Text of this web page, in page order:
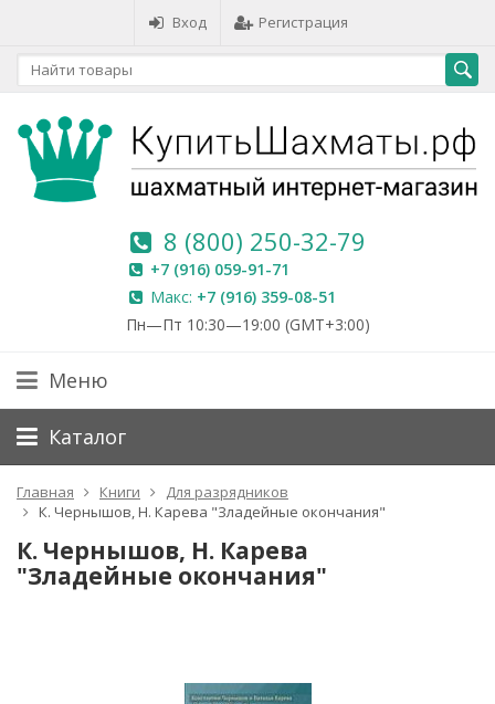
Вход Регистрация
8 (800) 250-32-79
+7 (916) 059-91-71
Макс: +7 (916) 359-08-51
Пн—Пт 10:30—19:00 (GMT+3:00)
Меню
Каталог
Главная Книги
Для разрядников
К. Чернышов, Н. Карева "Зладейные окончания"
К. Чернышов, Н. Карева
"Зладейные окончания"